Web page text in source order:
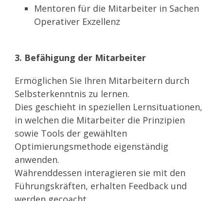
Mentoren für die Mitarbeiter in Sachen
Operativer Exzellenz
3. Befähigung der Mitarbeiter
Ermöglichen Sie Ihren Mitarbeitern durch
Selbsterkenntnis zu lernen.
Dies geschieht in speziellen Lernsituationen,
in welchen die Mitarbeiter die Prinzipien
sowie Tools der gewählten
Optimierungsmethode eigenständig
anwenden.
Währenddessen interagieren sie mit den
Führungskräften, erhalten Feedback und